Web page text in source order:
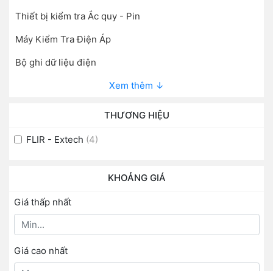
Thiết bị kiểm tra Ắc quy - Pin
Máy Kiểm Tra Điện Áp
Bộ ghi dữ liệu điện
Xem thêm ↓
THƯƠNG HIỆU
FLIR - Extech (4)
KHOẢNG GIÁ
Giá thấp nhất
Giá cao nhất